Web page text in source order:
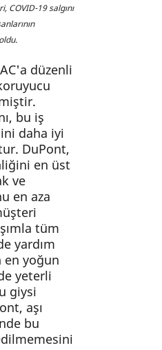
COVID-19 salgını
düzenli
bu iş
daha iyi
DuPont,
en üst
ve
en aza
tüm
yardım
en yoğun
yeterli
giysi
aşı
bu